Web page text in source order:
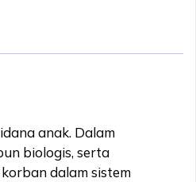
anak. Dalam
biologis, serta
dalam sistem